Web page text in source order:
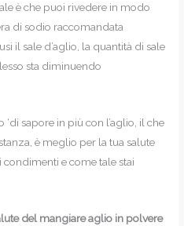
è che puoi rivedere in modo
di sodio raccomandata
il sale d’aglio, la quantità di sale
sta diminuendo
sapore in più con l’aglio, il che
è meglio per la tua salute
e come tale stai
del mangiare aglio in polvere